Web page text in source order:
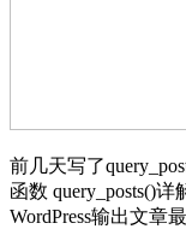
前几天写了
函数 query_posts()详
WordPress输出文章